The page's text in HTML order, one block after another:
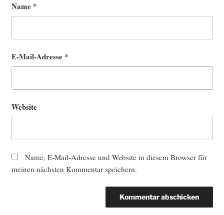
Name *
E-Mail-Adresse *
Website
Name, E-Mail-Adresse und Website in diesem Browser für
meinen nächsten Kommentar speichern.